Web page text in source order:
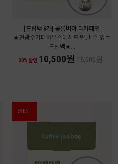
[드립백 6개] 콜롬비아 디카페인
★전광수커피하우스에서도 만날 수 있는
드립백★...
30% 할인 10,500원 15,000원
EVENT